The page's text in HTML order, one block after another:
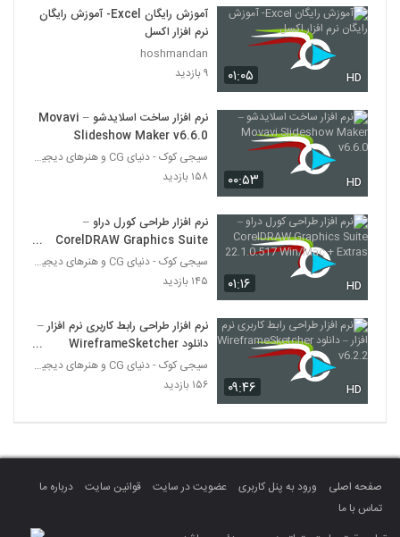
۰۱:۰۵ HD
آموزش رایگان Excel- آموزش رایگان
نرم افزار اکسل
hoshmandan
۹ بازدید
۰۰:۵۳ HD
نرم افزار ساخت اسلایدشو – Movavi
Slideshow Maker v6.6.0
سیجی کوک - دنیای CG و هنرهای دیجیتال
۱۵۸ بازدید
۰۱:۱۶ HD
نرم افزار طراحی کورل‌ دراو –
CorelDRAW Graphics Suite
22.1.0.517 Win/Mac + Extrasسیجی کوک - دنیای CG و هنرهای دیجیتال
۱۴۵ بازدید
۰۹:۴۶ HD
نرم افزار طراحی رابط کاربری نرم افزار –
دانلود WireframeSketcher
v6.2.2
سیجی کوک - دنیای CG و هنرهای دیجیتال
۱۵۶ بازدید
صفحه اصلی ورود به پنل کاربری عضویت در سایت قوانین سایت
درباره ما
تماس با ما